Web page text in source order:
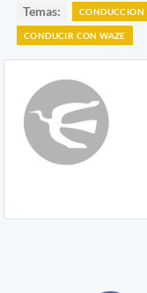
Temas: CONDUCCION
CONDUCIR CON WAZE